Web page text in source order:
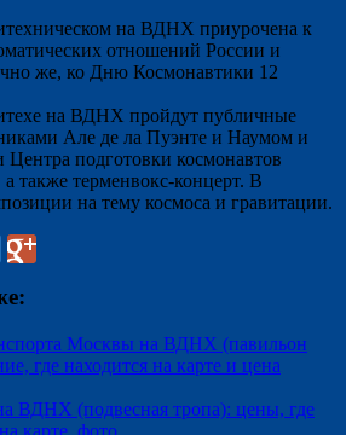
на ВДНХ приурочена к
отношений России и
же, ко Дню Космонавтики 12
на ВДНХ пройдут публичные
Але де ла Пуэнте и Наумом и
Центра подготовки космонавтов
также терменвокс-концерт. В
на тему космоса и гравитации.
Москвы на ВДНХ (павильон
где находится на карте и цена
ВДНХ (подвесная тропа): цены, где
карте, фото